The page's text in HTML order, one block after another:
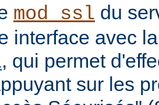
mod_ssl du
interface avec
, qui permet
sur les